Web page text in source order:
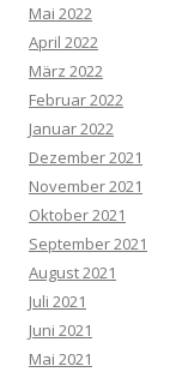
Mai 2022
April 2022
März 2022
Februar 2022
Januar 2022
Dezember 2021
November 2021
Oktober 2021
September 2021
August 2021
Juli 2021
Juni 2021
Mai 2021